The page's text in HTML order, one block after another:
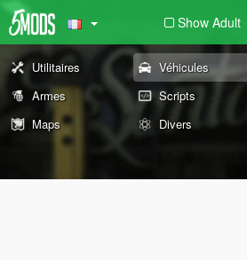
Show Adult
Utilitaires Véhicules
Armes
Scripts
Maps
Divers